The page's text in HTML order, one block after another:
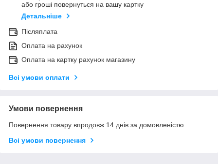
або гроші повернуться на вашу картку
Детальніше
Післяплата
Оплата на рахунок
Оплата на картку рахунок магазину
Всі умови оплати
Умови повернення
Повернення товару впродовж 14 днів за домовленістю
Всі умови повернення